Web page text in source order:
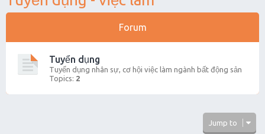
c
Forum
Tuyển dụng
Tuyển dụng nhân sự, cơ hội việc làm ngành bất động sản
Topics: 2
Jump to